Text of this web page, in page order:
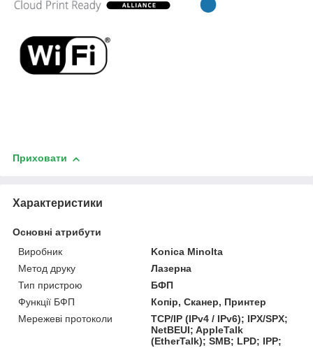
Приховати
Характеристики
Основні атрибути
Виробник
Konica Minolta
Метод друку
Лазерна
Тип пристрою
БФП
Функції БФП
Копір, Сканер, Принтер
Мережеві протоколи
TCP/IP (IPv4 / IPv6); IPX/SPX;
NetBEUI; AppleTalk
(EtherTalk); SMB; LPD; IPP;